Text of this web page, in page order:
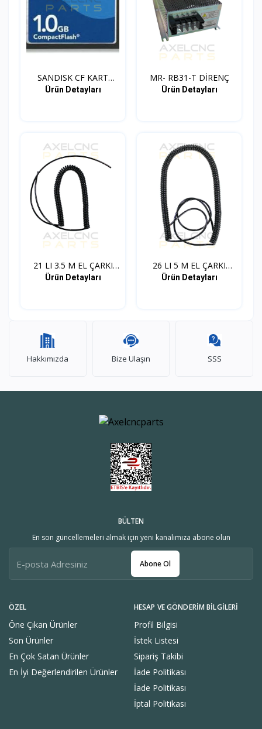
SANDISK CF KART
ADAPTOR...
Ürün Detayları
MR- RB31-T DİRENÇ
Ürün Detayları
21 LI 3.5 M EL ÇARKI
KA...
Ürün Detayları
26 LI 5 M EL ÇARKI
KABL...
Ürün Detayları
Hakkımızda Bize Ulaşın SSS
ÖZEL
Öne Çıkan Ürünler
Son Ürünler
En Çok Satan Ürünler
En İyi Değerlendirilen Ürünler
HESAP VE GÖNDERIM BILGILERI
Profil Bilgisi
İstek Listesi
Sipariş Takibi
İade Politikası
İade Politikası
İptal Politikası
BÜLTEN
En son güncellemeleri almak için yeni kanalımıza abone olun
Abone Ol